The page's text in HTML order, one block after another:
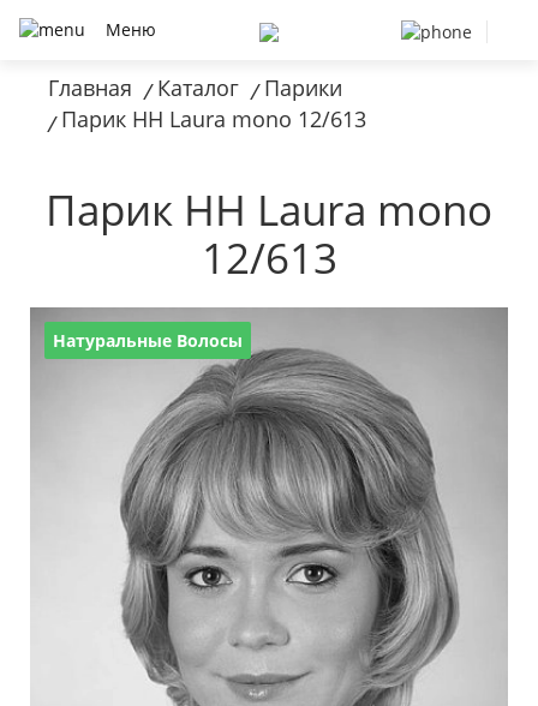
Меню
Главная / Каталог / Парики
/ Парик HH Laura mono 12/613
Парик HH Laura mono
12/613
Натуральные Волосы